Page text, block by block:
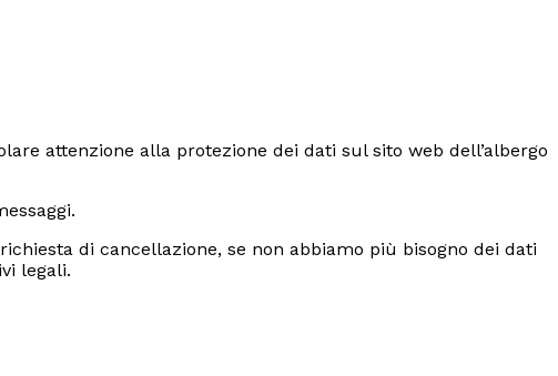
attenzione alla protezione dei dati sul sito web dell’albergo
di cancellazione, se non abbiamo più bisogno dei dati
legali.